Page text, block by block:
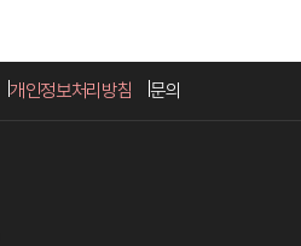
개인정보처리방침 문의